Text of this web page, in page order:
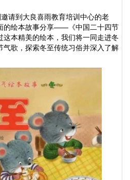
请到大良喜雨教育培训中心的‌老
的绘本故事分享——《中国二十四节
这本精美的绘本，我们将一同走进冬
歌，探索冬至传统习俗并深入了解